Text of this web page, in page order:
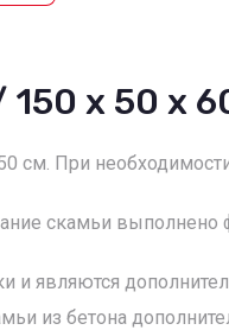
x 50 x
см. При
скамьи
и являются
из бетона